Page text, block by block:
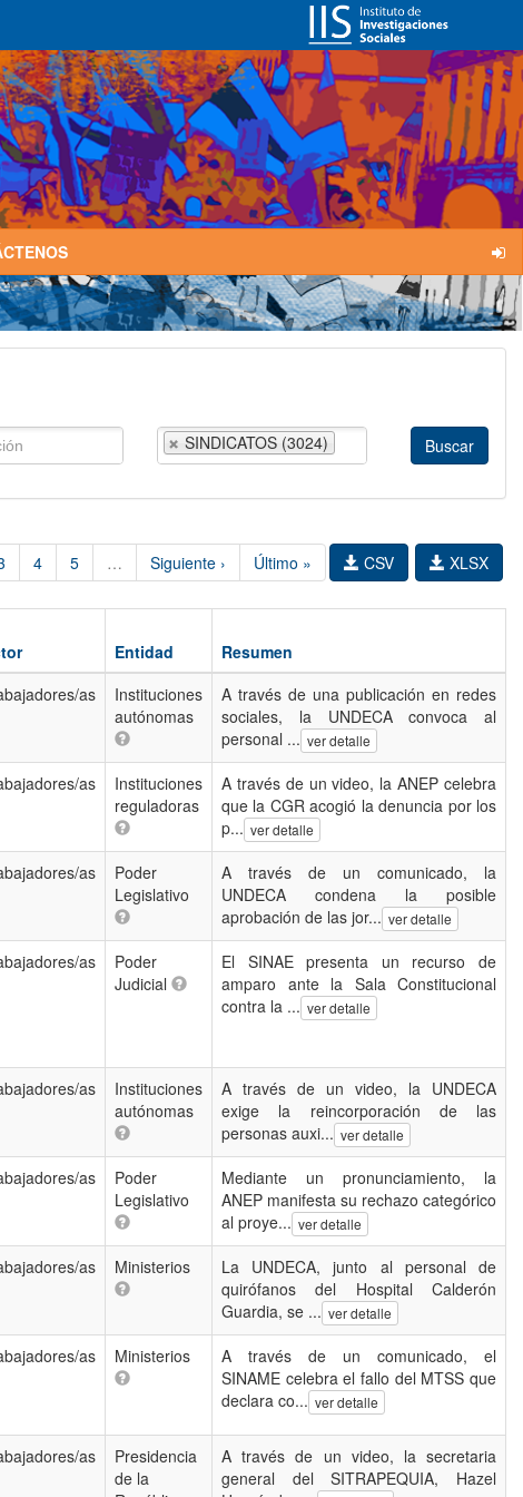
SINDICATOS (3024)
4 5 … Siguiente › Último » XLSX
CSV
Entidad
Resumen
as
Instituciones
autónomas
A través de una publicación en redes
sociales, la UNDECA convoca al
personal ... ver detalle
as
Instituciones
reguladoras
A través de un video, la ANEP celebra
que la CGR acogió la denuncia por los
p... ver detalle
as
Poder
Legislativo
A través de un comunicado, la
UNDECA condena la posible
aprobación de las jor... ver detalle
as
Poder
Judicial
El SINAE presenta un recurso de
amparo ante la Sala Constitucional
contra la ... ver detalle
as
Instituciones
autónomas
A través de un video, la UNDECA
exige la reincorporación de las
personas auxi... ver detalle
as
Poder
Legislativo
Mediante un pronunciamiento, la
ANEP manifesta su rechazo categórico
al proye... ver detalle
as Ministerios
La UNDECA, junto al personal de
quirófanos del Hospital Calderón
Guardia, se ... ver detalle
as Ministerios
A través de un comunicado, el
SINAME celebra el fallo del MTSS que
declara co... ver detalle
as
Presidencia
de la
A través de un video, la secretaria
general del SITRAPEQUIA, Hazel